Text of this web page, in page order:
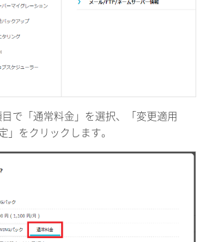
で「通常料金」を選択、「変更適用
」をクリックします。